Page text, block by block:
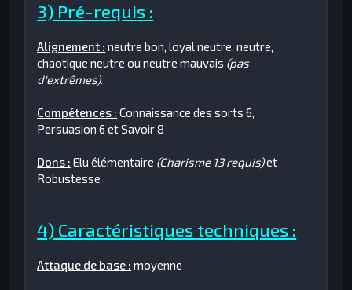
3) Pré-requis :
Alignement : neutre bon, loyal neutre, neutre,
chaotique neutre ou neutre mauvais (pas
d'extrêmes).
Compétences : Connaissance des sorts 6,
Persuasion 6 et Savoir 8
Dons : Elu élémentaire (Charisme 13 requis)et
Robustesse
4) Caractéristiques techniques :
Attaque de base : moyenne